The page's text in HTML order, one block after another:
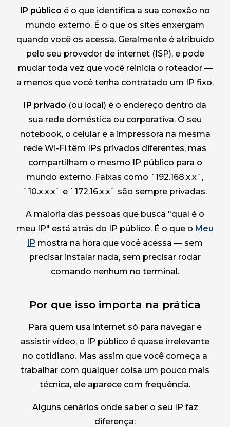
IP público é o que identifica a sua conexão no
mundo externo. É o que os sites enxergam
quando você os acessa. Geralmente é atribuído
pelo seu provedor de internet (ISP), e pode
mudar toda vez que você reinicia o roteador —
a menos que você tenha contratado um IP fixo.
IP privado (ou local) é o endereço dentro da
sua rede doméstica ou corporativa. O seu
notebook, o celular e a impressora na mesma
rede Wi-Fi têm IPs privados diferentes, mas
compartilham o mesmo IP público para o
mundo externo. Faixas como `192.168.x.x`,
`10.x.x.x` e `172.16.x.x` são sempre privadas.
A maioria das pessoas que busca "qual é o
meu IP" está atrás do IP público. É o que o Meu
IP mostra na hora que você acessa — sem
precisar instalar nada, sem precisar rodar
comando nenhum no terminal.
Por que isso importa na prática
Para quem usa internet só para navegar e
assistir vídeo, o IP público é quase irrelevante
no cotidiano. Mas assim que você começa a
trabalhar com qualquer coisa um pouco mais
técnica, ele aparece com frequência.
Alguns cenários onde saber o seu IP faz
diferença: